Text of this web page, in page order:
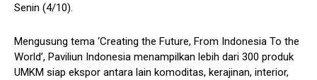
Senin (4/10).
Mengusung tema ‘Creating the Future, From Indonesia To the
World’, Paviliun Indonesia menampilkan lebih dari 300 produk
UMKM siap ekspor antara lain komoditas, kerajinan, interior,